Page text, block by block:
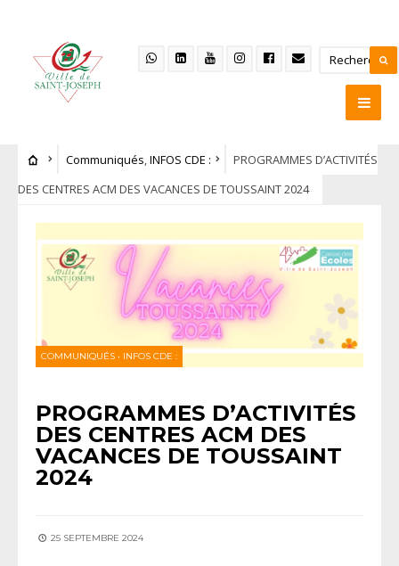
Communiqués,INFOS CDE :
PROGRAMMES D’ACTIVITÉS
DES CENTRES ACM DES VACANCES DE TOUSSAINT 2024
COMMUNIQUÉS • INFOS CDE :
PROGRAMMES D’ACTIVITÉS
DES CENTRES ACM DES
VACANCES DE TOUSSAINT
2024
25 SEPTEMBRE 2024